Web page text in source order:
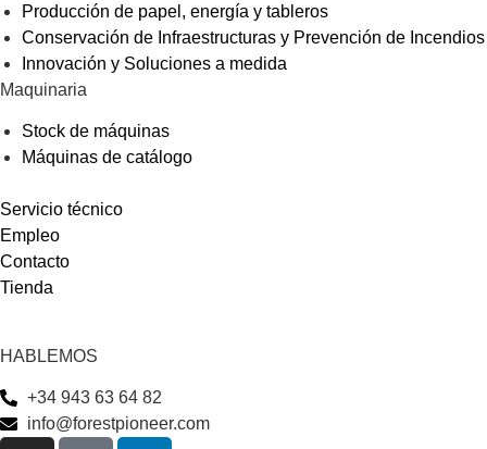
Producción de papel, energía y tableros
Conservación de Infraestructuras y Prevención de Incendios
Innovación y Soluciones a medida
Maquinaria
Stock de máquinas
Máquinas de catálogo
Servicio técnico
Empleo
Contacto
Tienda
HABLEMOS
+34 943 63 64 82
info@forestpioneer.com